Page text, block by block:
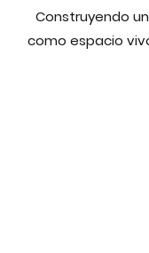
Construyendo
como espacio